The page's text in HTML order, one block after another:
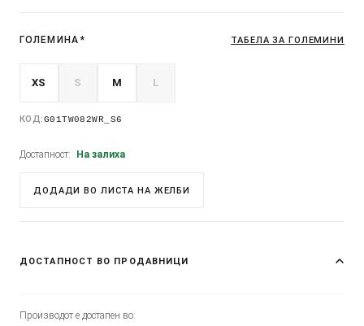
ГОЛЕМИНА * ТАБЕЛА ЗА ГОЛЕМИНИ
XS S M L
КОД:G01TW082WR_S6
Достапност: На залиха
ДОДАДИ ВО ЛИСТА НА ЖЕЛБИ
ДОСТАПНОСТ ВО ПРОДАВНИЦИ
Производот е достапен во: